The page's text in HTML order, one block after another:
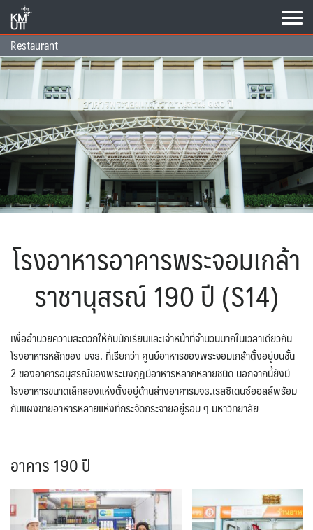
content
Restaurant
โรงอาหารอาคารพระจอมเกล้า
ราชานุสรณ์ 190 ปี (S14)
เพื่ออำนวยความสะดวกให้กับนักเรียนและเจ้าหน้าที่จำนวนมากในเวลาเดียวกัน
โรงอาหารหลักของ มจธ. ที่เรียกว่า ศูนย์อาหารของพระจอมเกล้าตั้งอยู่บนชั้น
2 ของอาคารอนุสรณ์ของพระมงกุฏมีอาหารหลากหลายชนิด นอกจากนี้ยังมี
โรงอาหารขนาดเล็กสองแห่งตั้งอยู่ด้านล่างอาคารมจธ.เรสซิเดนซ์ฮอลล์พร้อม
กับแผงขายอาหารหลายแห่งที่กระจัดกระจายอยู่รอบ ๆ มหาวิทยาลัย
อาคาร 190 ปี